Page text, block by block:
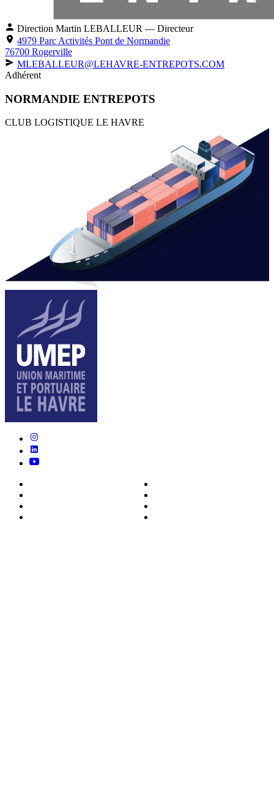
Direction Martin LEBALLEUR — Directeur
4979 Parc Activités Pont de Normandie
76700 Rogerville
MLEBALLEUR@LEHAVRE-ENTREPOTS.COM
Adhérent
NORMANDIE ENTREPOTS
CLUB LOGISTIQUE LE HAVRE